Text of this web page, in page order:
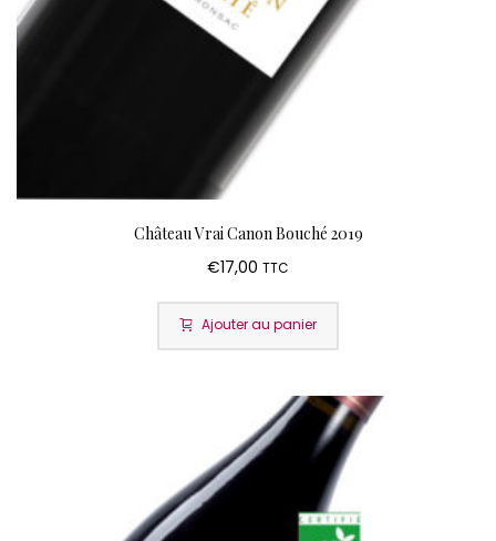
Château Vrai Canon Bouché 2019
€17,00 TTC
Ajouter au panier